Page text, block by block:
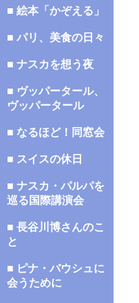
■ 絵本「かぞえる」
■ パリ、美食の日々
■ ナスカを想う夜
■ ヴッパータール、
ヴッパータール
■ なるほど！同窓会
■ スイスの休日
■ ナスカ・パルパを
巡る国際講演会
■ 長谷川博さんのこ
と
■ ピナ・バウシュに
会うために